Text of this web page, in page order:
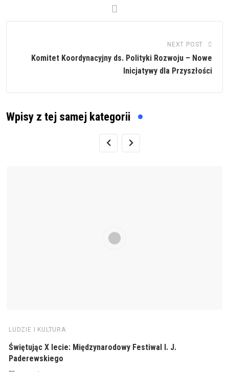
NEXT POST
Komitet Koordynacyjny ds. Polityki Rozwoju – Nowe
Inicjatywy dla Przyszłości
Wpisy z tej samej kategorii
LUDZIE I KULTURA
Świętując X lecie: Międzynarodowy Festiwal I. J.
Paderewskiego